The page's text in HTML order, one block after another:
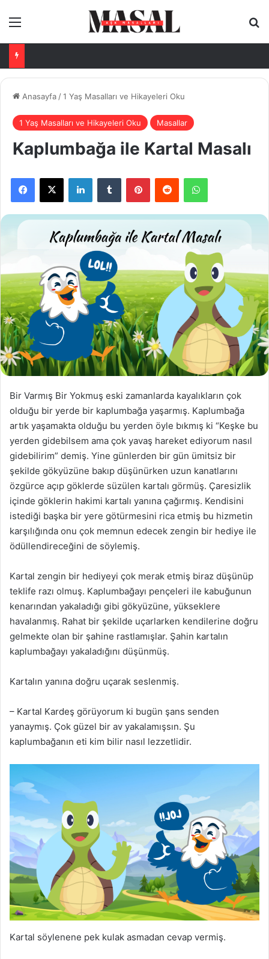
Menü
Anasayfa /1 Yaş Masalları ve Hikayeleri Oku
1 Yaş Masalları ve Hikayeleri Oku Masallar
Kaplumbağa ile Kartal Masalı
Facebook
X LinkedInTumblr PinterestReddit WhatsApp
Bir Varmış Bir Yokmuş eski zamanlarda kayalıkların çok
olduğu bir yerde bir kaplumbağa yaşarmış. Kaplumbağa
artık yaşamakta olduğu bu yerden öyle bıkmış ki “Keşke bu
yerden gidebilsem ama çok yavaş hareket ediyorum nasıl
gidebilirim” demiş. Yine günlerden bir gün ümitsiz bir
şekilde gökyüzüne bakıp düşünürken uzun kanatlarını
özgürce açıp göklerde süzülen kartalı görmüş. Çaresizlik
içinde göklerin hakimi kartalı yanına çağırmış. Kendisini
istediği başka bir yere götürmesini rica etmiş bu hizmetin
karşılığında onu çok memnun edecek zengin bir hediye ile
ödüllendireceğini de söylemiş.
Kartal zengin bir hediyeyi çok merak etmiş biraz düşünüp
teklife razı olmuş. Kaplumbağayı pençeleri ile kabuğunun
kenarından yakaladığı gibi gökyüzüne, yükseklere
havalanmış. Rahat bir şekilde uçarlarken kendilerine doğru
gelmekte olan bir şahine rastlamışlar. Şahin kartalın
kaplumbağayı yakaladığını düşünmüş.
Kartalın yanına doğru uçarak seslenmiş.
– Kartal Kardeş görüyorum ki bugün şans senden
yanaymış. Çok güzel bir av yakalamışsın. Şu
kaplumbağanın eti kim bilir nasıl lezzetlidir.
Kartal söylenene pek kulak asmadan cevap vermiş.